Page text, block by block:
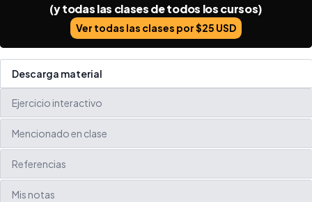
(y todas las clases de todos los cursos)
Ver todas las clases por $25 USD
Descarga material
Ejercicio interactivo
Mencionado en clase
Referencias
Mis notas